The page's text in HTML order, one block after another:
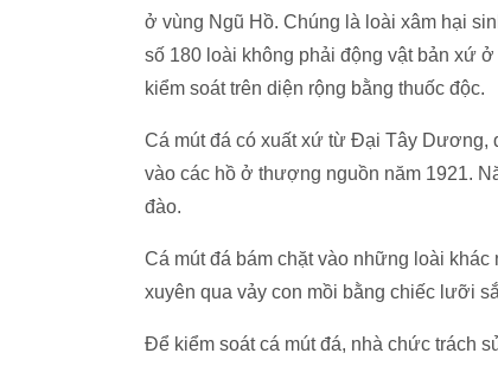
ở vùng Ngũ Hồ. Chúng là loài xâm hại
số 180 loài không phải động vật bản xứ
kiểm soát trên diện rộng bằng thuốc độc.
Cá mút đá có xuất xứ từ Đại Tây Dương,
vào các hồ ở thượng nguồn năm 1921.
đào.
Cá mút đá bám chặt vào những loài
xuyên qua vảy con mồi bằng chiếc lưỡi
Để kiểm soát cá mút đá, nhà chức trách